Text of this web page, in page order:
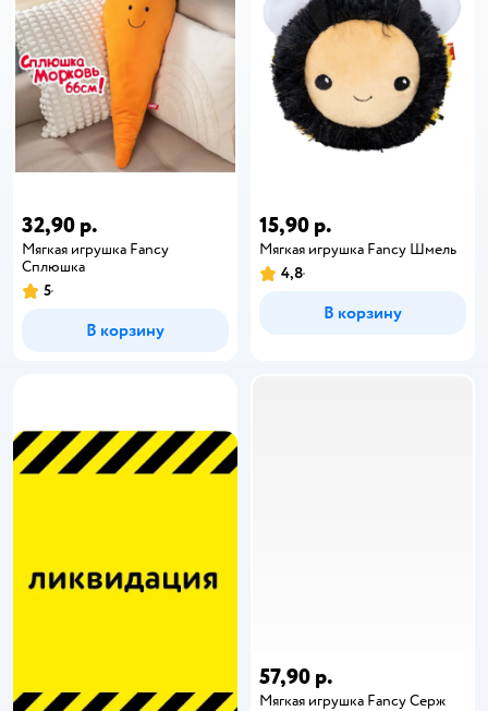
32,90 р.
Мягкая игрушка Fancy
Сплюшка
5
В корзину
15,90 р.
Мягкая игрушка Fancy Шмель
4,8
В корзину
57,90 р.
Мягкая игрушка Fancy Серж